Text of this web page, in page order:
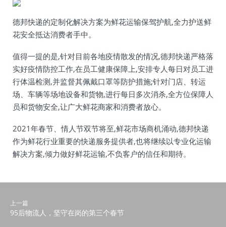
德邦快递的定制化解决方案为鲜花运输保驾护航,全力护送鲜
花安全抵达消费者手中。
值得一提的是,针对目前各地疫情散发的情况,德邦快递严格落
实好疫情防控工作,在员工健康保障上,安排专人每日对员工进
行体温检测,并监督其佩戴口罩等防护措施;针对门店、转运
场、车辆等场地设备和货物,进行每日多次消杀,全方位保障人
员和货物安全,让广大鲜花商家和消费者放心。
2021年春节、情人节双节将至,鲜花市场商机涌动,德邦快递
作为鲜花行业重要的快递服务提供者,也将继续以专业化运输
解决方案,倾力做好鲜花运输,不负客户的信任和期待。
上一篇
95后物流人，坚守在岗的第三个春节